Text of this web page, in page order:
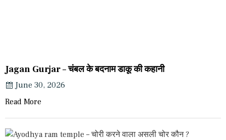
Jagan Gurjar – चंबल के बदनाम डाकू की कहानी
June 30, 2026
Read More